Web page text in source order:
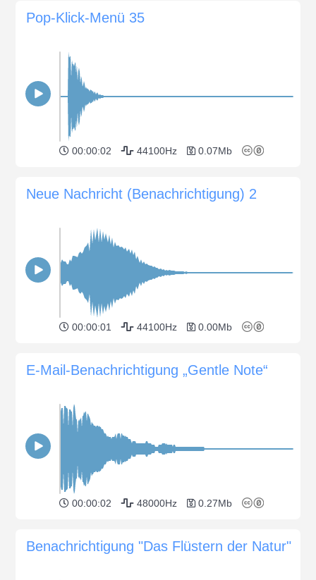
Pop-Klick-Menü 35
00:00:02 44100Hz 0.07Mb
Neue Nachricht (Benachrichtigung) 2
00:00:01 44100Hz 0.00Mb
E-Mail-Benachrichtigung „Gentle Note“
00:00:02 48000Hz 0.27Mb
Benachrichtigung "Das Flüstern der Natur"